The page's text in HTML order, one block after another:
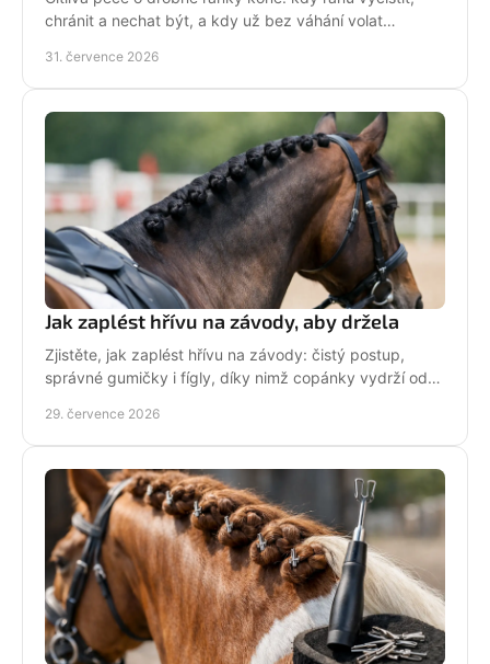
chránit a nechat být, a kdy už bez váhání volat
31. července 2026
Jak zaplést hřívu na závody, aby držela
Zjistěte, jak zaplést hřívu na závody: čistý postup,
správné gumičky i fígly, díky nimž copánky vydrží od
29. července 2026